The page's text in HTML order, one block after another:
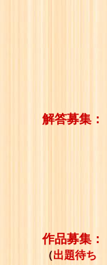
解答募集：
作品募集：
（出題待ち